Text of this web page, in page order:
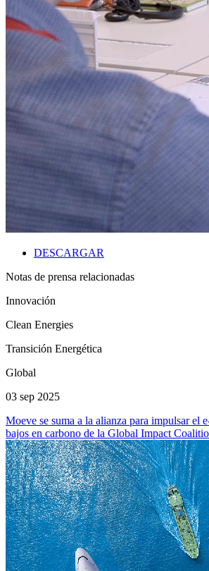
DESCARGAR
Notas de prensa relacionadas
Innovación
Clean Energies
Transición Energética
Global
03 sep 2025
Moeve se suma a la alianza para impulsar el
bajos en carbono de la Global Impact